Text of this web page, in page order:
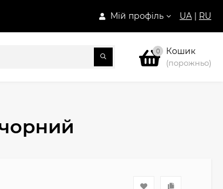
Мій профіль UA | RU
0 Кошик
(порожньо)